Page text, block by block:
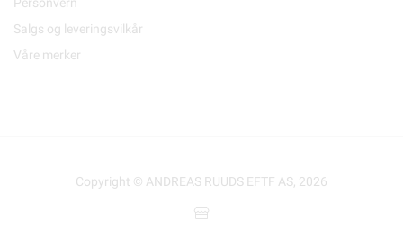
Salgs og leveringsvilkår
Våre merker
Copyright © ANDREAS RUUDS EFTF AS, 2026